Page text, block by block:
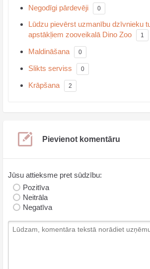
Negodīgi pārdevēji 0
Lūdzu pievērst uzmanību dzīvnieku
apstākļiem zooveikalā Dino Zoo
1
Maldināšana 0
Slikts serviss 0
Krāpšana 2
Pievienot komentāru
Jūsu attieksme pret sūdzību:
Pozitīva
Neitrāla
Negatīva